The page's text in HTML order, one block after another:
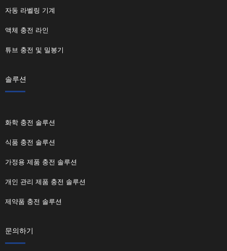
자동 라벨링 기계
액체 충전 라인
튜브 충전 및 밀봉기
솔루션
화학 충전 솔루션
식품 충전 솔루션
가정용 제품 충전 솔루션
개인 관리 제품 충전 솔루션
제약품 충전 솔루션
문의하기